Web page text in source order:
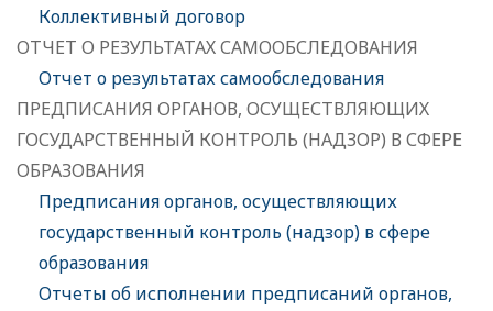
Коллективный договор
ОТЧЕТ О РЕЗУЛЬТАТАХ САМООБСЛЕДОВАНИЯ
Отчет о результатах самообследования
ПРЕДПИСАНИЯ ОРГАНОВ, ОСУЩЕСТВЛЯЮЩИХ
ГОСУДАРСТВЕННЫЙ КОНТРОЛЬ (НАДЗОР) В СФЕРЕ
ОБРАЗОВАНИЯ
Предписания органов, осуществляющих
государственный контроль (надзор) в сфере
образования
Отчеты об исполнении предписаний органов,